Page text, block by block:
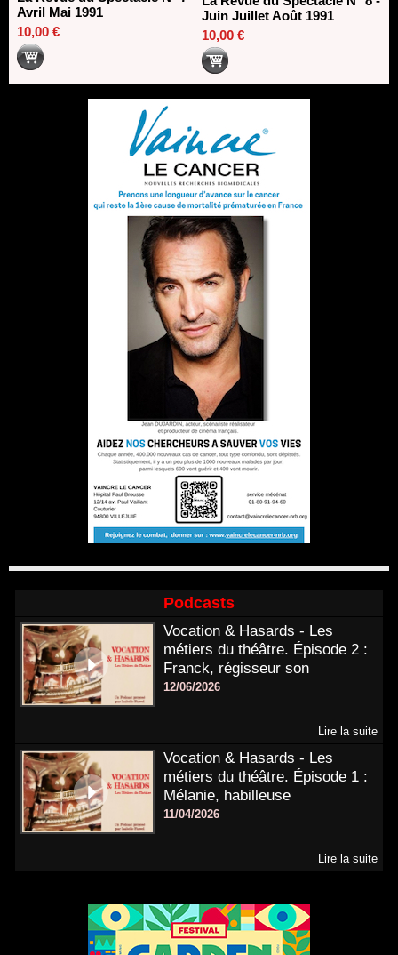
Avril Mai 1991
10,00 €
Juin Juillet Août 1991
10,00 €
Podcasts
Vocation & Hasards - Les
métiers du théâtre. Épisode 2 :
Franck, régisseur son
12/06/2026
Lire la suite
Vocation & Hasards - Les
métiers du théâtre. Épisode 1 :
Mélanie, habilleuse
11/04/2026
Lire la suite